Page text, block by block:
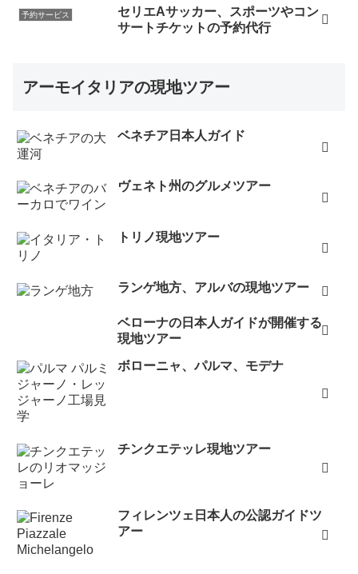
予約サービス
セリエAサッカー、スポーツやコン
サートチケットの予約代行
アーモイタリアの現地ツアー
ベネチア日本人ガイド
ヴェネト州のグルメツアー
トリノ現地ツアー
ランゲ地方、アルバの現地ツアー
ベローナの日本人ガイドが開催する
現地ツアー
ボローニャ、パルマ、モデナ
チンクエテッレ現地ツアー
フィレンツェ日本人の公認ガイドツ
アー